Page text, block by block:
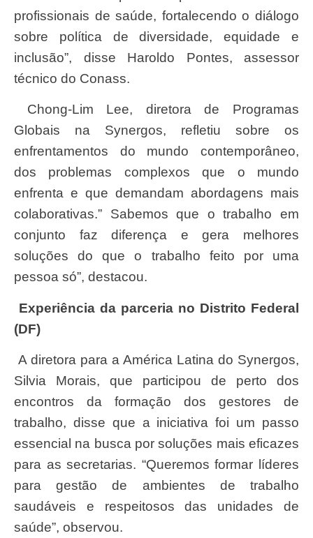
profissionais de saúde, fortalecendo o diálogo
sobre política de diversidade, equidade e
inclusão”, disse Haroldo Pontes, assessor
técnico do Conass.
Chong-Lim Lee, diretora de Programas
Globais na Synergos, refletiu sobre os
enfrentamentos do mundo contemporâneo,
dos problemas complexos que o mundo
enfrenta e que demandam abordagens mais
colaborativas.” Sabemos que o trabalho em
conjunto faz diferença e gera melhores
soluções do que o trabalho feito por uma
pessoa só”, destacou.
Experiência da parceria no Distrito Federal
(DF)
A diretora para a América Latina do Synergos,
Silvia Morais, que participou de perto dos
encontros da formação dos gestores de
trabalho, disse que a iniciativa foi um passo
essencial na busca por soluções mais eficazes
para as secretarias. “Queremos formar líderes
para gestão de ambientes de trabalho
saudáveis e respeitosos das unidades de
saúde”, observou.